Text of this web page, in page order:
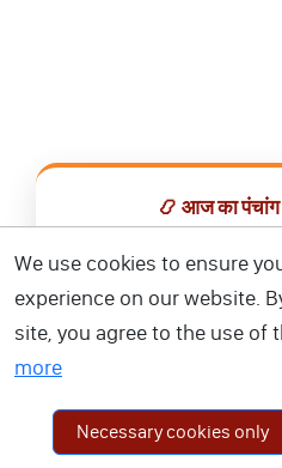
📿 आज का पंचांग
📅 हिंदी कैलेंडर
We use cookies to ensure
experience on our website.
site, you agree to the use of
more
Necessary cookies only